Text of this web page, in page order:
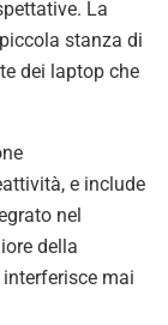
La
stanza di
dei laptop che
e include
nel
della
mai